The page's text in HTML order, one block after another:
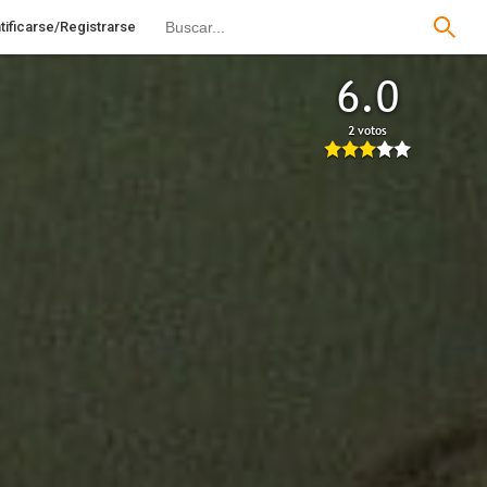
Registrarse
6.0
2 votos